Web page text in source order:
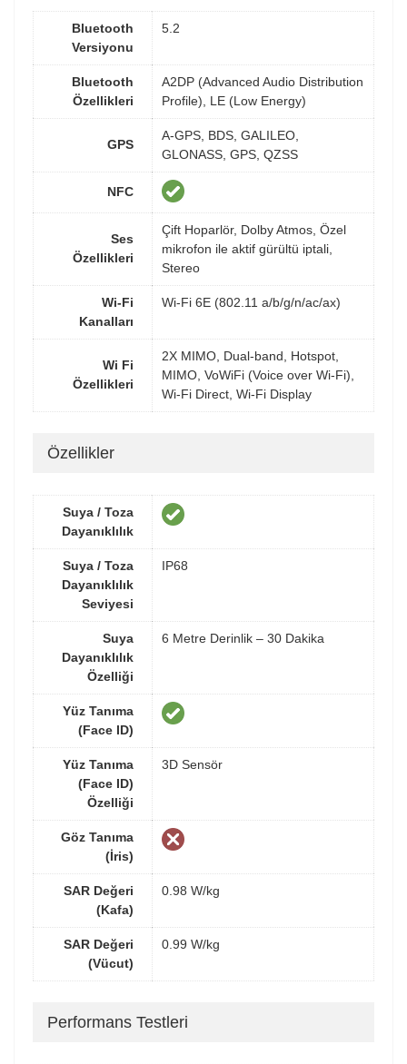
Bluetooth
Versiyonu
5.2
Bluetooth
Özellikleri
A2DP (Advanced Audio Distribution
Profile), LE (Low Energy)
GPS
A-GPS, BDS, GALILEO,
GLONASS, GPS, QZSS
NFC
Ses
Özellikleri
Çift Hoparlör, Dolby Atmos, Özel
mikrofon ile aktif gürültü iptali,
Stereo
Wi-Fi
Kanalları
Wi-Fi 6E (802.11 a/b/g/n/ac/ax)
Wi Fi
Özellikleri
2X MIMO, Dual-band, Hotspot,
MIMO, VoWiFi (Voice over Wi-Fi),
Wi-Fi Direct, Wi-Fi Display
Özellikler
Suya / Toza
Dayanıklılık
Suya / Toza
Dayanıklılık
Seviyesi
IP68
Suya
Dayanıklılık
Özelliği
6 Metre Derinlik – 30 Dakika
Yüz Tanıma
(Face ID)
Yüz Tanıma
(Face ID)
Özelliği
3D Sensör
Göz Tanıma
(İris)
SAR Değeri
(Kafa)
0.98 W/kg
SAR Değeri
(Vücut)
0.99 W/kg
Performans Testleri